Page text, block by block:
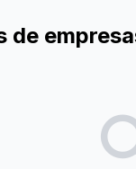
de